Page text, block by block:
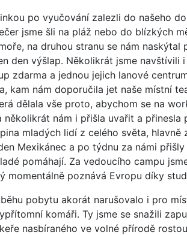
po vyučování zalezli do našeho
jsme šli na pláž nebo do blízkých
na druhou stranu se nám
den výšlap. Několikrát jsme navštívili
zdarma a jednou jejich lanové
kam nám doporučila jet naše místní
dělala vše proto, abychom se na
několikrát nám i přišla uvařit a
mladých lidí z celého světa, hlavně
Mexikánec a po týdnu za námi
pomáhají. Za vedoucího campu
momentálně poznává Evropu díky
pobytu akorát narušovalo i pro
komáři. Ty jsme se snažili
nasbíraného ve volné přírodě